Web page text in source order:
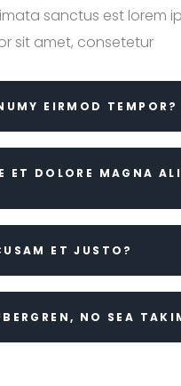
sanctus est lorem
sit amet, consetetur
EIRMOD TEMPOR?
ET DOLORE MAGNA
ET JUSTO?
NO SEA